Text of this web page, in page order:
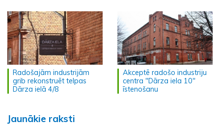
Radošajām industrijām
grib rekonstruēt telpas
Dārza ielā 4/8
Akceptē radošo industriju
centra "Dārza iela 10"
īstenošanu
Jaunākie raksti